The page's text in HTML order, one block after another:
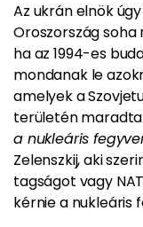
Az ukrán elnök
Oroszország
ha az 1994-es
mondanak le
amelyek a
területén
a nukleáris
Zelenszkij, aki
tagságot vagy
kérnie a nukleáris